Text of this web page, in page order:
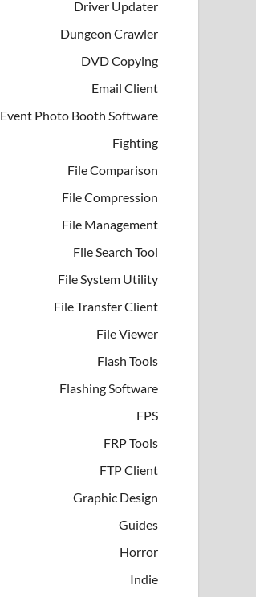
Driver Updater
Dungeon Crawler
DVD Copying
Email Client
Event Photo Booth Software
Fighting
File Comparison
File Compression
File Management
File Search Tool
File System Utility
File Transfer Client
File Viewer
Flash Tools
Flashing Software
FPS
FRP Tools
FTP Client
Graphic Design
Guides
Horror
Indie